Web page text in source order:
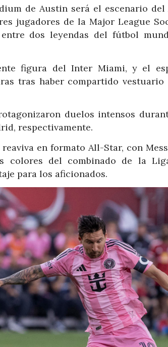
de Austin será el escenario
jugadores de la Major League
dos leyendas del fútbol
figura del Inter Miami, y el
tras haber compartido
duelos intensos
respectivamente.
en formato All-Star, con
colores del combinado de la
para los aficionados.